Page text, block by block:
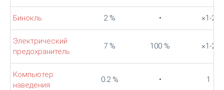
Бинокль 2 % • ×1-2
Электрический
предохранитель
7 % 100 % ×1-2
Компьютер
наведения
0.2 % • 1